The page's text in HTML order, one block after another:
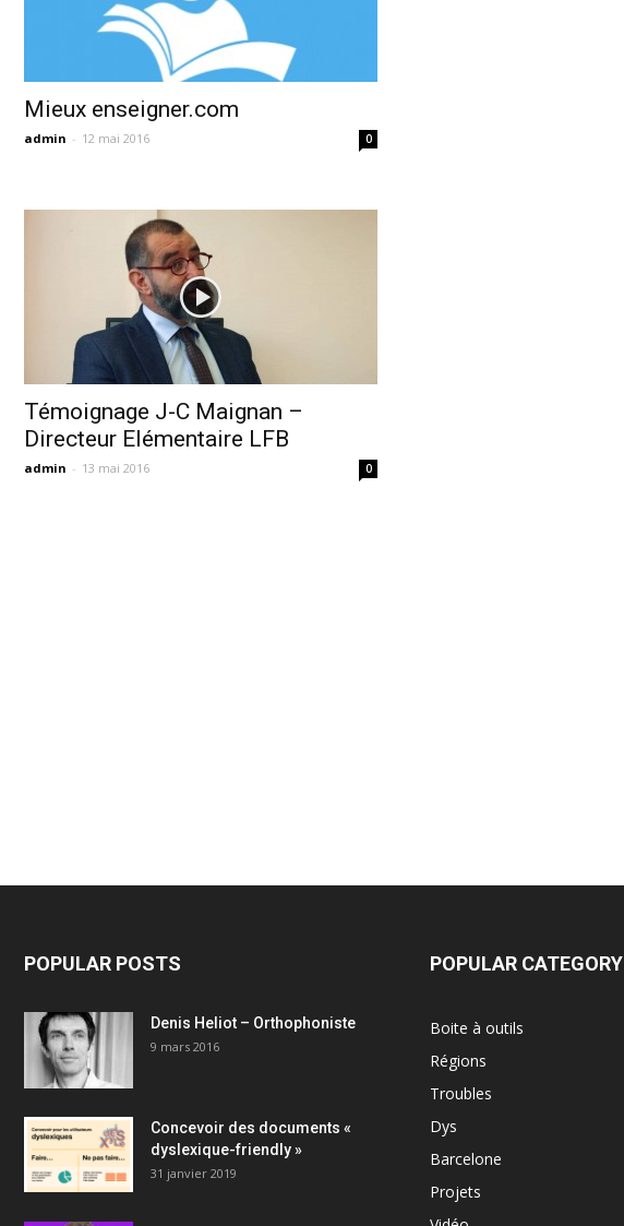
Mieux enseigner.com
admin - 12 mai 2016 0
Témoignage J-C Maignan –
Directeur Elémentaire LFB
admin - 13 mai 2016 0
POPULAR POSTS
Denis Heliot – Orthophoniste
9 mars 2016
Concevoir des documents «
dyslexique-friendly »
31 janvier 2019
POPULAR CATEGORY
Boite à outils
Régions
Troubles
Dys
Barcelone
Projets